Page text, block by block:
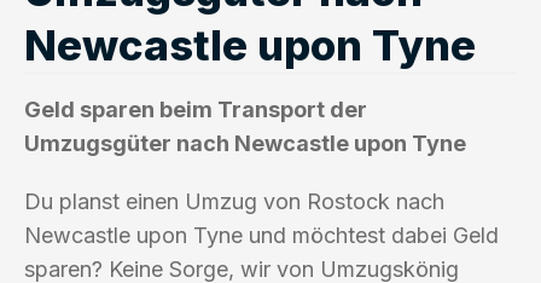
Newcastle upon Tyne
Geld sparen beim Transport der
Umzugsgüter nach Newcastle upon Tyne
Du planst einen Umzug von Rostock nach
Newcastle upon Tyne und möchtest dabei Geld
sparen? Keine Sorge, wir von Umzugskönig